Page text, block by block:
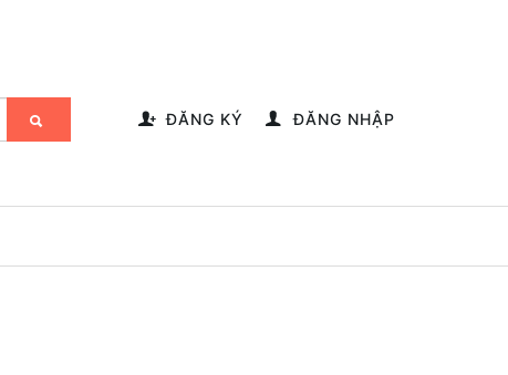
ĐĂNG KÝ ĐĂNG NHẬP